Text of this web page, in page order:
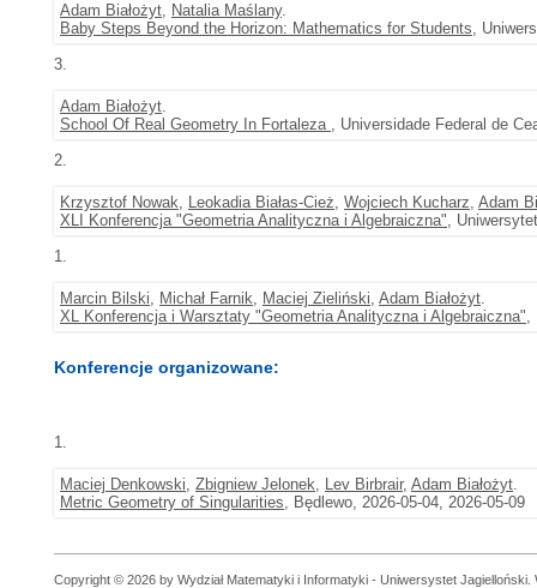
Adam Białożyt, Natalia Maślany.
Baby Steps Beyond the Horizon: Mathematics for Students,
3.
Adam Białożyt.
School Of Real Geometry In Fortaleza , Universidade Federal de
2.
Krzysztof Nowak, Leokadia Białas-Cież, Wojciech Kucharz, Adam
XLI Konferencja "Geometria Analityczna i Algebraiczna",
1.
Marcin Bilski, Michał Farnik, Maciej Zieliński, Adam Białożyt.
XL Konferencja i Warsztaty "Geometria Analityczna i Algebraiczna",
Konferencje organizowane:
1.
Maciej Denkowski, Zbigniew Jelonek, Lev Birbrair, Adam Białożyt.
Metric Geometry of Singularities, Będlewo, 2026-05-04, 2026-05-09
Copyright © 2026 by Wydział Matematyki i Informatyki - Uniwersystet